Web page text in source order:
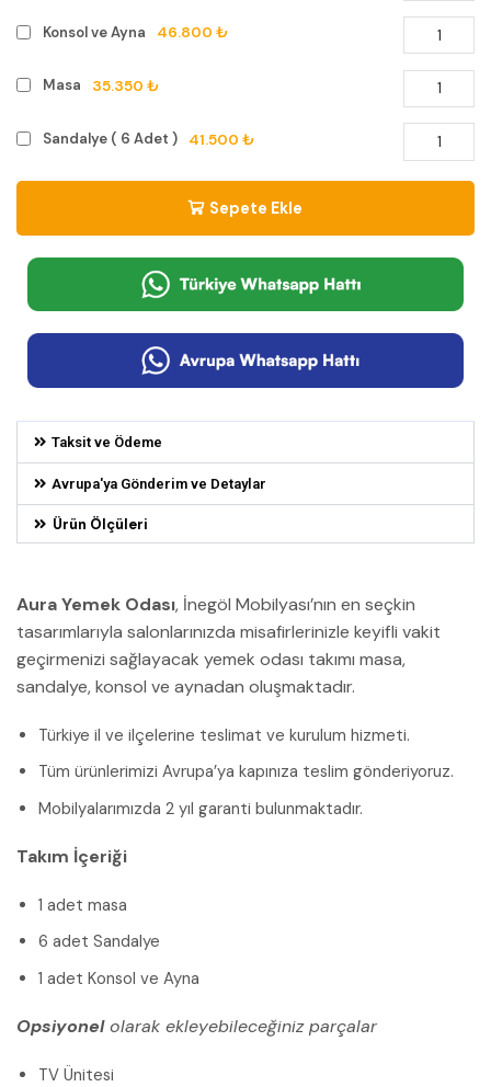
Konsol ve Ayna 46.800 ₺
Masa 35.350 ₺
Sandalye ( 6 Adet ) 41.500 ₺
Sepete Ekle
Taksit ve Ödeme
Avrupa'ya Gönderim ve Detaylar
Ürün Ölçüleri
Aura Yemek Odası, İnegöl Mobilyası’nın en seçkin
tasarımlarıyla salonlarınızda misafirlerinizle keyifli vakit
geçirmenizi sağlayacak yemek odası takımı masa,
sandalye, konsol ve aynadan oluşmaktadır.
Türkiye il ve ilçelerine teslimat ve kurulum hizmeti.
Tüm ürünlerimizi Avrupa’ya kapınıza teslim gönderiyoruz.
Mobilyalarımızda 2 yıl garanti bulunmaktadır.
Takım İçeriği
1 adet masa
6 adet Sandalye
1 adet Konsol ve Ayna
Opsiyonelolarak ekleyebileceğiniz parçalar
TV Ünitesi